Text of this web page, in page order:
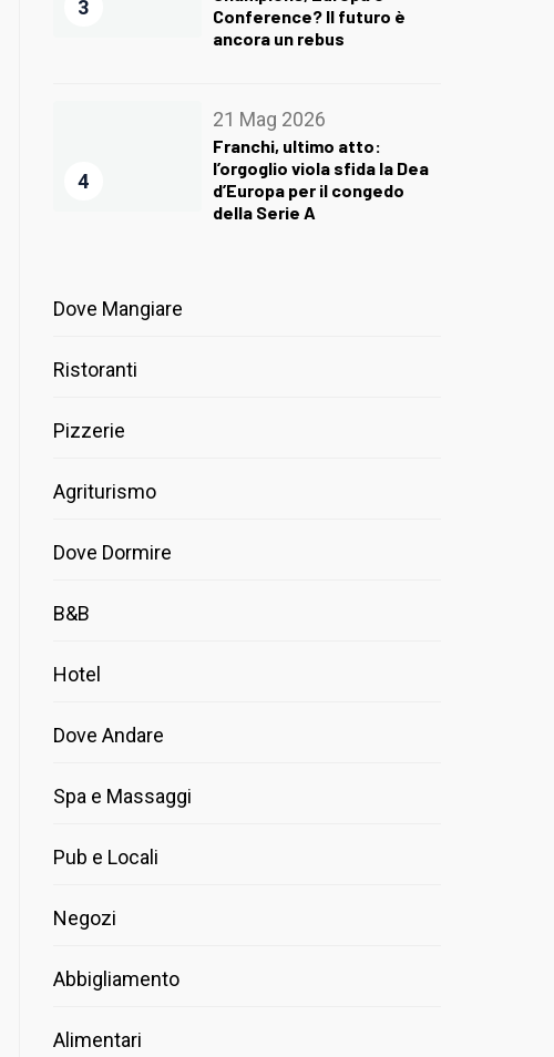
3
Conference? Il futuro è
ancora un rebus
4
21 Mag 2026
Franchi, ultimo atto:
l’orgoglio viola sfida la Dea
d’Europa per il congedo
della Serie A
Dove Mangiare
Ristoranti
Pizzerie
Agriturismo
Dove Dormire
B&B
Hotel
Dove Andare
Spa e Massaggi
Pub e Locali
Negozi
Abbigliamento
Alimentari